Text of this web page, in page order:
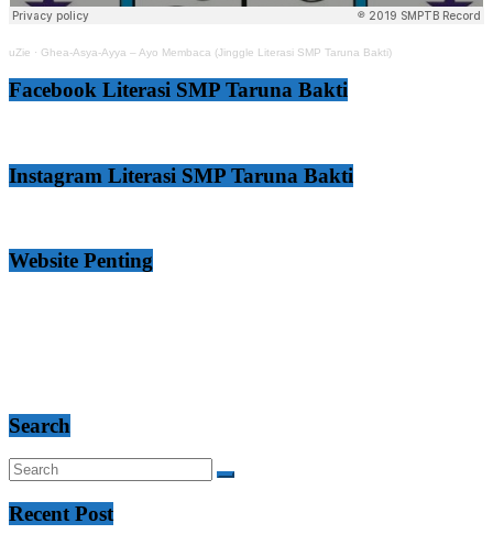
uZie · Ghea-Asya-Ayya – Ayo Membaca (Jinggle Literasi SMP Taruna Bakti)
Facebook Literasi SMP Taruna Bakti
Instagram Literasi SMP Taruna Bakti
Website Penting
Search
Recent Post